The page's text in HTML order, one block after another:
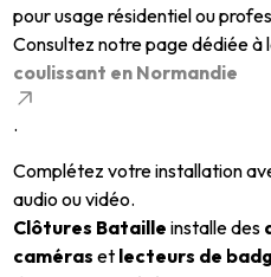
pour usage résidentiel ou
Consultez notre page dédiée à
coulissant en Normandie
.
Complétez votre installation
audio ou vidéo.
Clôtures Bataille installe des
caméras et lecteurs de